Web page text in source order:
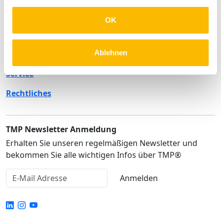
OK
Ablehnen
Produkte
Service
Rechtliches
TMP Newsletter Anmeldung
Erhalten Sie unseren regelmäßigen Newsletter und
bekommen Sie alle wichtigen Infos über TMP®
Anmelden